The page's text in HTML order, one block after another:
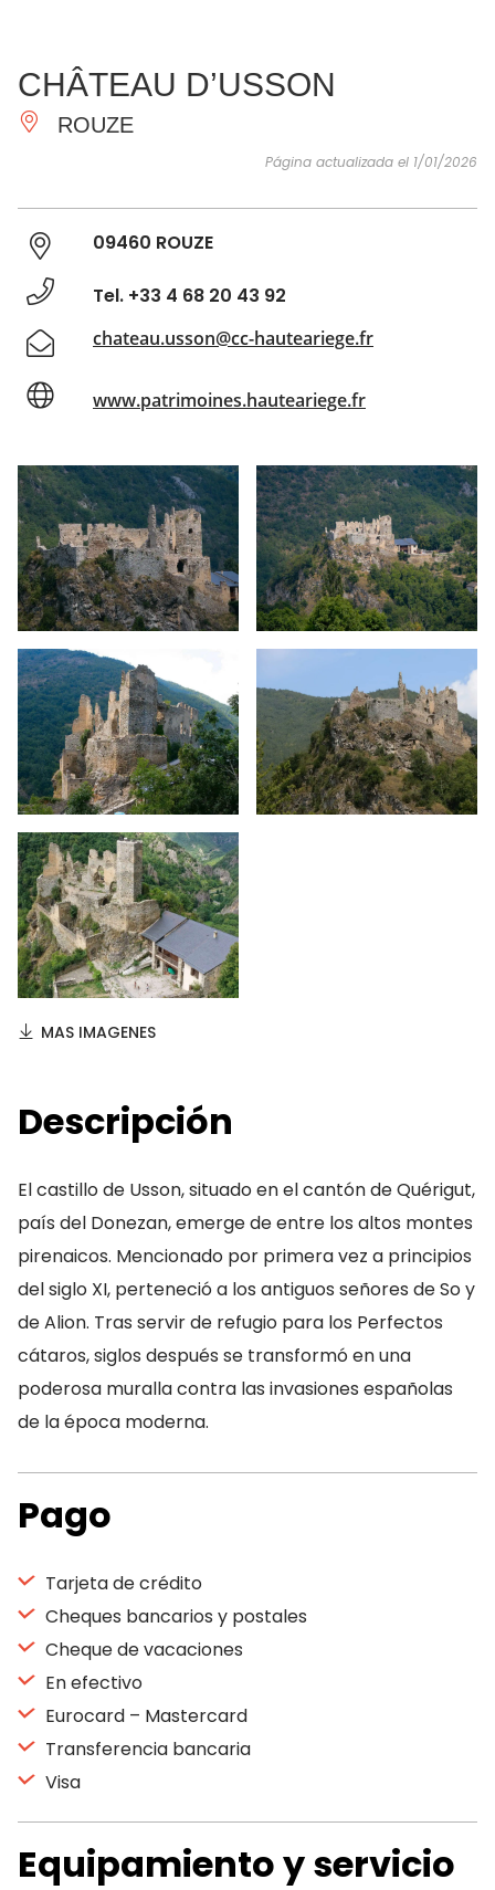
IMPRESCINDIBLES
HACER
INSPIRACIONES
CHÂTEAU D’USSON
ROUZE
Página actualizada el 1/01/2026
09460 ROUZE
Tel. +33 4 68 20 43 92
chateau.usson@cc-hauteariege.fr
www.patrimoines.hauteariege.fr
MAS IMAGENES
Descripción
El castillo de Usson, situado en el cantón de Quérigut,
país del Donezan, emerge de entre los altos montes
pirenaicos. Mencionado por primera vez a principios
del siglo XI, perteneció a los antiguos señores de So y
de Alion. Tras servir de refugio para los Perfectos
cátaros, siglos después se transformó en una
poderosa muralla contra las invasiones españolas
de la época moderna.
Pago
Tarjeta de crédito
Cheques bancarios y postales
Cheque de vacaciones
En efectivo
Eurocard – Mastercard
Transferencia bancaria
Visa
Equipamiento y servicio